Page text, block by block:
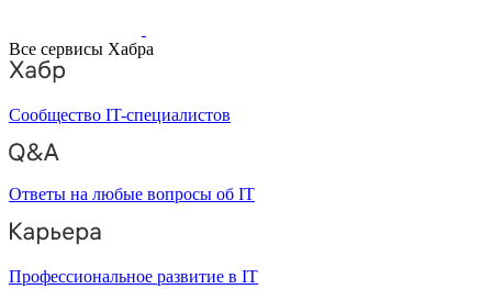
Все сервисы Хабра
Сообщество IT-специалистов
Ответы на любые вопросы об IT
Профессиональное развитие в IT